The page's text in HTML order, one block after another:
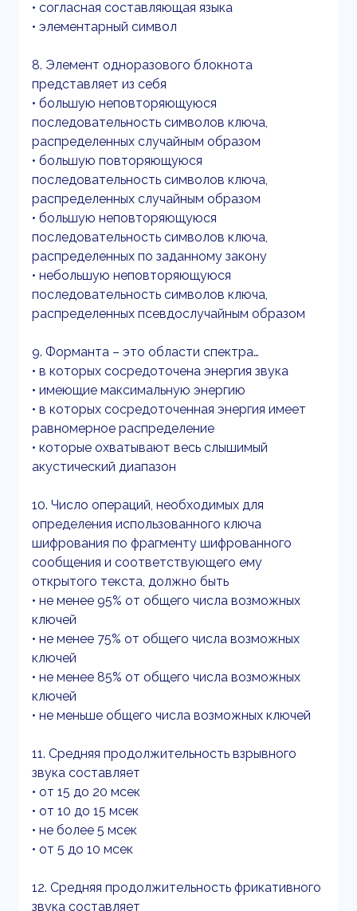
• согласная составляющая языка
• элементарный символ
8. Элемент одноразового блокнота
представляет из себя
• большую неповторяющуюся
последовательность символов ключа,
распределенных случайным образом
• большую повторяющуюся
последовательность символов ключа,
распределенных случайным образом
• большую неповторяющуюся
последовательность символов ключа,
распределенных по заданному закону
• небольшую неповторяющуюся
последовательность символов ключа,
распределенных псевдослучайным образом
9. Форманта – это области спектра…
• в которых сосредоточена энергия звука
• имеющие максимальную энергию
• в которых сосредоточенная энергия имеет
равномерное распределение
• которые охватывают весь слышимый
акустический диапазон
10. Число операций, необходимых для
определения использованного ключа
шифрования по фрагменту шифрованного
сообщения и соответствующего ему
открытого текста, должно быть
• не менее 95% от общего числа возможных
ключей
• не менее 75% от общего числа возможных
ключей
• не менее 85% от общего числа возможных
ключей
• не меньше общего числа возможных ключей
11. Средняя продолжительность взрывного
звука составляет
• от 15 до 20 мсек
• от 10 до 15 мсек
• не более 5 мсек
• от 5 до 10 мсек
12. Средняя продолжительность фрикативного
звука составляет